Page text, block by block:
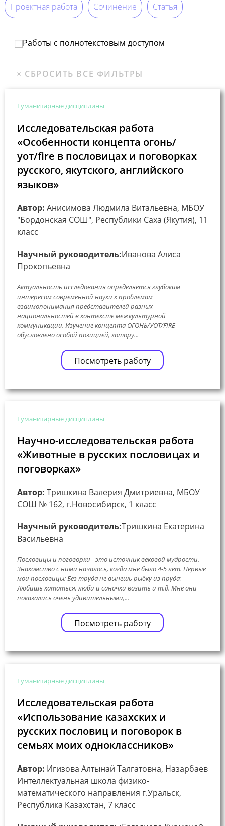
Проектная работа Сочинение Статья
Работы с полнотекстовым доступом
Гуманитарные дисциплины
Исследовательская работа
«Особенности концепта огонь/
уот/fire в пословицах и поговорках
русского, якутского, английского
языков»
Автор: Анисимова Людмила Витальевна, МБОУ
"Бордонская СОШ", Республики Саха (Якутия), 11
класс
Научный руководитель:Иванова Алиса
Прокопьевна
Актуальность исследования определяется глубоким
интересом современной науки к проблемам
взаимопонимания представителей разных
национальностей в контексте межкультурной
коммуникации. Изучение концепта ОГОНЬ/УОТ/FIRE
обусловлено особой позицией, котору...
Посмотреть работу
Гуманитарные дисциплины
Научно-исследовательская работа
«Животные в русских пословицах и
поговорках»
Автор: Тришкина Валерия Дмитриевна, МБОУ
СОШ № 162, г.Новосибирск, 1 класс
Научный руководитель:Тришкина Екатерина
Васильевна
Пословицы и поговорки - это источник вековой мудрости.
Знакомство с ними началось, когда мне было 4-5 лет. Первые
мои пословицы: Без труда не вынешь рыбку из пруда;
Любишь кататься, люби и саночки возить и т.д. Мне они
показались очень удивительными,...
Посмотреть работу
Гуманитарные дисциплины
Исследовательская работа
«Использование казахских и
русских пословиц и поговорок в
семьях моих одноклассников»
Автор: Игизова Алтынай Талгатовна, Назарбаев
Интеллектуальная школа физико-
математического направления г.Уральск,
Республика Казахстан, 7 класс